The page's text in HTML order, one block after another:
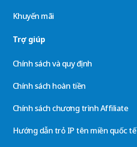
Khuyến mãi
Trợ giúp
Chính sách và quy định
Chính sách hoàn tiền
Chính sách chương trình Affiliate
Hướng dẫn trỏ IP tên miền quốc tế